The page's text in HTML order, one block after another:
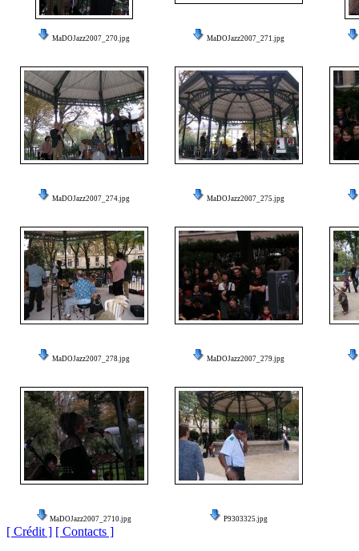
MaDOJazz2007_270.jpg MaDOJazz2007_271.jpg
MaDOJazz2007_274.jpg MaDOJazz2007_275.jpg
MaDOJazz2007_278.jpg MaDOJazz2007_279.jpg
MaDOJazz2007_2710.jpg P9303325.jpg
[ Crédit ] [ Contacts ]